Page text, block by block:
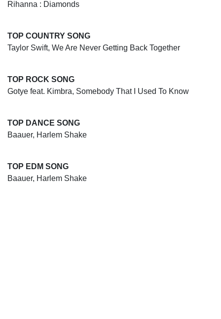
Rihanna : Diamonds
TOP COUNTRY SONG
Taylor Swift, We Are Never Getting Back Together
TOP ROCK SONG
Gotye feat. Kimbra, Somebody That I Used To Know
TOP DANCE SONG
Baauer, Harlem Shake
TOP EDM SONG
Baauer, Harlem Shake